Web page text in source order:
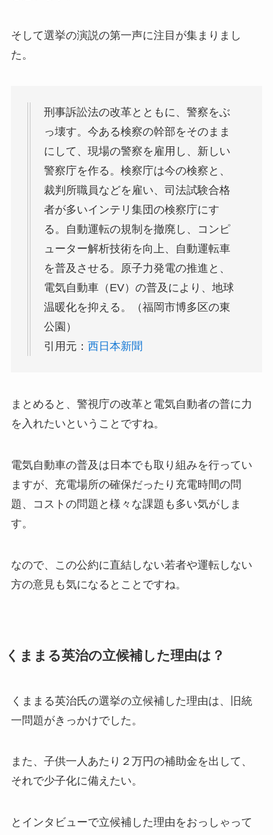
そして選挙の演説の第一声に注目が集まりまし
た。
刑事訴訟法の改革とともに、警察をぶ
っ壊す。今ある検察の幹部をそのまま
にして、現場の警察を雇用し、新しい
警察庁を作る。検察庁は今の検察と、
裁判所職員などを雇い、司法試験合格
者が多いインテリ集団の検察庁にす
る。自動運転の規制を撤廃し、コンピ
ューター解析技術を向上、自動運転車
を普及させる。原子力発電の推進と、
電気自動車（EV）の普及により、地球
温暖化を抑える。（福岡市博多区の東
公園）
引用元： 西日本新聞
まとめると、警視庁の改革と電気自動者の普に力
を入れたいということですね。
電気自動車の普及は日本でも取り組みを行ってい
ますが、充電場所の確保だったり充電時間の問
題、コストの問題と様々な課題も多い気がしま
す。
なので、この公約に直結しない若者や運転しない
方の意見も気になるとことですね。
くままる英治の立候補した理由は？
くままる英治氏の選挙の立候補した理由は、旧統
一問題がきっかけでした。
また、子供一人あたり２万円の補助金を出して、
それで少子化に備えたい。
とインタビューで立候補した理由をおっしゃって